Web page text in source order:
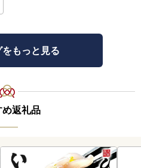
る場合には、寄附申込フォー
け時間をご指定いただいても
す。
です。大きく分けて、ろくろ
ります。成形し乾燥させた
上げ、強度と吸水性を高めま
の光沢を与えるために釉薬を
もっと見る
め返礼品